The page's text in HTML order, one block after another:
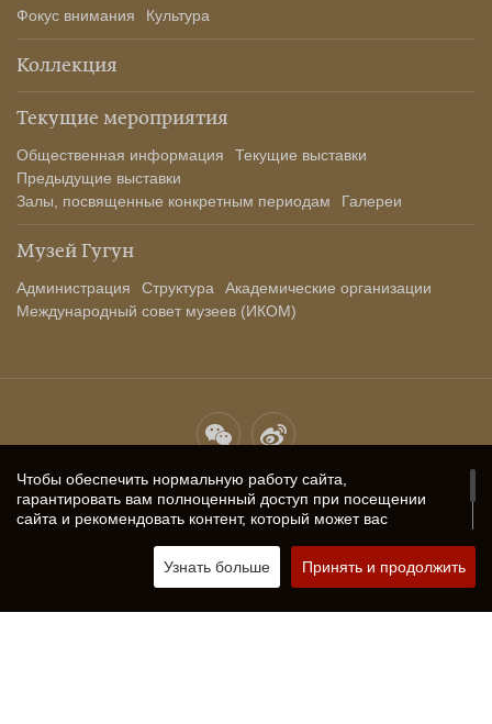
Чтобы обеспечить нормальную работу сайта,
гарантировать вам полноценный доступ при посещении
сайта и рекомендовать контент, который может вас
переносном устройстве Сookie и Flash Cookie, или же
используем локальное хранилище, которое позволяет
некоторые цифры и символы (совместно именуемые
Узнать больше Принять и продолжить
Фокус внимания Культура
Коллекция
Текущие мероприятия
Общественная информация
Текущие выставки
Предыдущие выставки
Залы, посвященные конкретным периодам
Галереи
Музей Гугун
Администрация Структура
Академические организации
Международный совет музеев (ИКОМ)
Карта сайта Политика конфиденциальности
Сервисы изображений
Copyright 2023 Музей Гугун Все права защищены京ICP备
Поддержка Fractal Technology